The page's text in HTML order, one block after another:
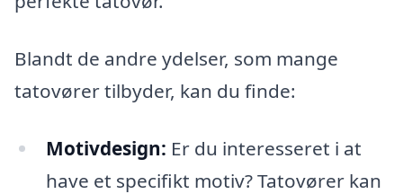
Blandt de andre ydelser, som mange
tatovører tilbyder, kan du finde:
Motivdesign: Er du interesseret i at
have et specifikt motiv? Tatovører kan